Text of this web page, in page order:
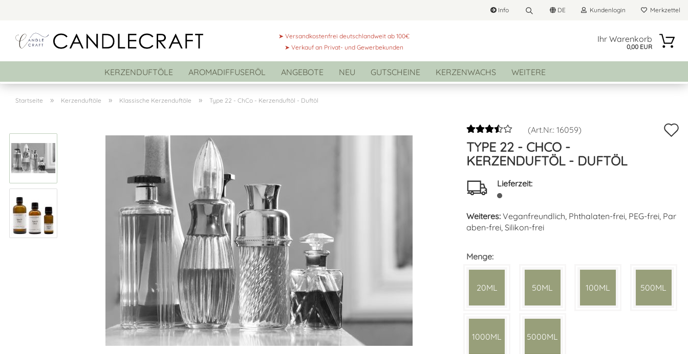
Info DE
Lieferland
Kundenlogin
E-Mail
Konto erstellen
Merkzettel
➤ Versandkostenfrei deutschlandweit ab 100€
➤ Verkauf an Privat- und Gewerbekunden
Ihr Warenkorb
0,00 EUR
KERZENDUFTÖLE AROMADIFFUSERÖL ANGEBOTE NEU GUTSCHEINE KERZENWACHS WEITERE
Startseite » Kerzenduftöle » Klassische Kerzenduftöle » Type 22 - ChCo - Kerzenduftöl - Duftöl
(Art.Nr.: 16059)
TYPE 22 - CHCO -
KERZENDUFTÖL - DUFTÖL
Lieferzeit:
Weiteres: Veganfreundlich, Phthalaten-frei, PEG-frei, Par
aben-frei, Silikon-frei
Menge:
20ML 50ML 100ML 500ML
1000ML 5000ML